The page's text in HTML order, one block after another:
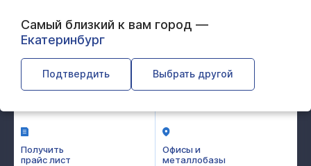
Самый близкий к вам город —
Екатеринбург
Подтвердить Выбрать другой
Калькулятор
металлопроката
Оставить
заявку
Получить
прайс лист
Офисы и
металлобазы